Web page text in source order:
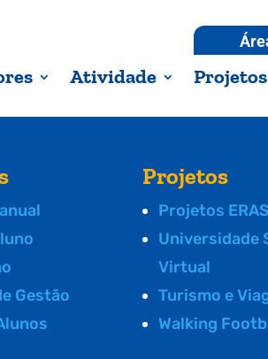
Atividade Projetos
Gestão
Projetos
Projetos
Universidade
Virtual
Turismo e
Walking